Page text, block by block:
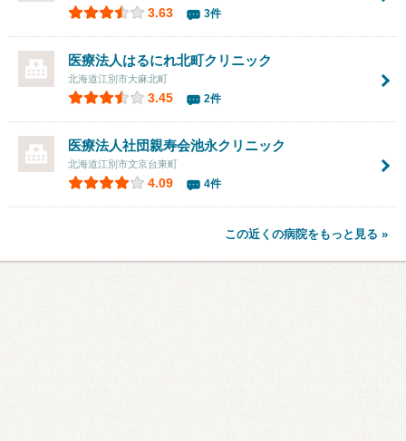
3.63 3件
医療法人はるにれ北町クリニック
北海道江別市大麻北町
3.45 2件
医療法人社団親寿会池永クリニック
北海道江別市文京台東町
4.09 4件
この近くの病院をもっと見る »